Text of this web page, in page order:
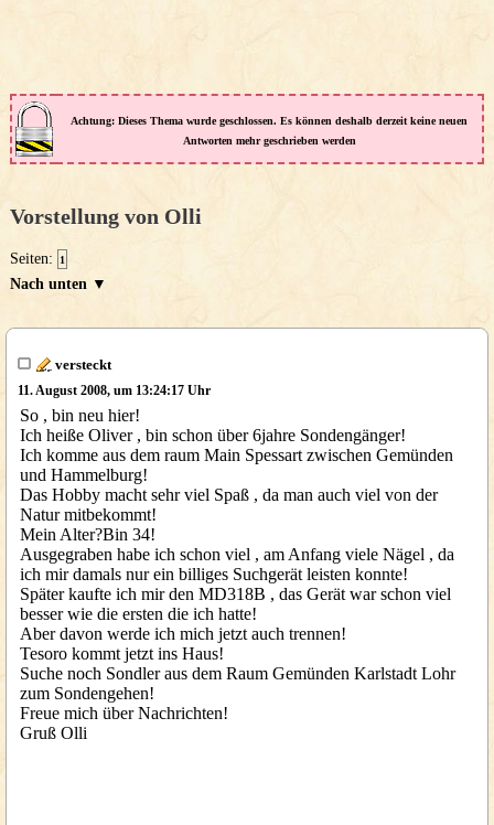
Achtung: Dieses Thema wurde geschlossen. Es können deshalb derzeit keine neuen
Antworten mehr geschrieben werden
Vorstellung von Olli
Seiten: 1
Nach unten ▼
versteckt
11. August 2008, um 13:24:17 Uhr
So , bin neu hier!
Ich heiße Oliver , bin schon über 6jahre Sondengänger!
Ich komme aus dem raum Main Spessart zwischen Gemünden
und Hammelburg!
Das Hobby macht sehr viel Spaß , da man auch viel von der
Natur mitbekommt!
Mein Alter?Bin 34!
Ausgegraben habe ich schon viel , am Anfang viele Nägel , da
ich mir damals nur ein billiges Suchgerät leisten konnte!
Später kaufte ich mir den MD318B , das Gerät war schon viel
besser wie die ersten die ich hatte!
Aber davon werde ich mich jetzt auch trennen!
Tesoro kommt jetzt ins Haus!
Suche noch Sondler aus dem Raum Gemünden Karlstadt Lohr
zum Sondengehen!
Freue mich über Nachrichten!
Gruß Olli